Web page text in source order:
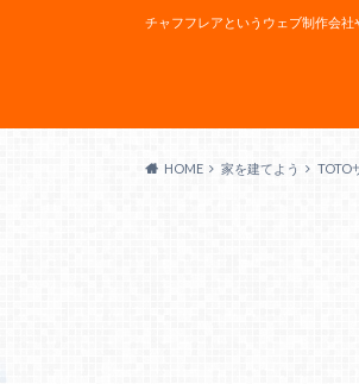
チャフフレアというウェブ制作会社
HOME 家を建てよう TOTO